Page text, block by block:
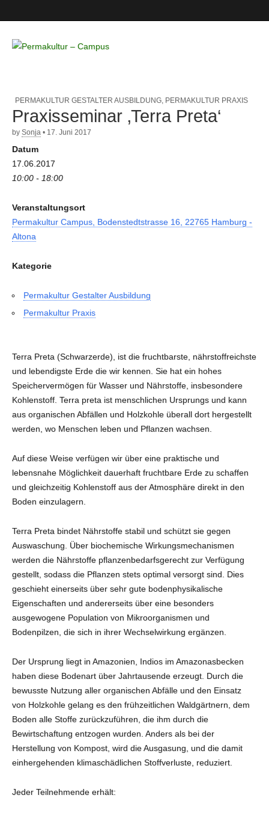
– Campus
PERMAKULTUR GESTALTER AUSBILDUNG PERMAKULTUR PRAXIS
Praxisseminar ‚Terra Preta‘
by Sonja • 17. Juni 2017
Datum
17.06.2017
10:00 - 18:00
Veranstaltungsort
Permakultur Campus, Bodenstedtstrasse 16, 22765 Hamburg -
Altona
Kategorie
Permakultur Gestalter Ausbildung
Permakultur Praxis
Terra Preta (Schwarzerde), ist die fruchtbarste, nährstoffreichste
und lebendigste Erde die wir kennen. Sie hat ein hohes
Speichervermögen für Wasser und Nährstoffe, insbesondere
Kohlenstoff. Terra preta ist menschlichen Ursprungs und kann
aus organischen Abfällen und Holzkohle überall dort hergestellt
werden, wo Menschen leben und Pflanzen wachsen.
Auf diese Weise verfügen wir über eine praktische und
lebensnahe Möglichkeit dauerhaft fruchtbare Erde zu schaffen
und gleichzeitig Kohlenstoff aus der Atmosphäre direkt in den
Boden einzulagern.
Terra Preta bindet Nährstoffe stabil und schützt sie gegen
Auswaschung. Über biochemische Wirkungsmechanismen
werden die Nährstoffe pflanzenbedarfsgerecht zur Verfügung
gestellt, sodass die Pflanzen stets optimal versorgt sind. Dies
geschieht einerseits über sehr gute bodenphysikalische
Eigenschaften und andererseits über eine besonders
ausgewogene Population von Mikroorganismen und
Bodenpilzen, die sich in ihrer Wechselwirkung ergänzen.
Der Ursprung liegt in Amazonien, Indios im Amazonasbecken
haben diese Bodenart über Jahrtausende erzeugt. Durch die
bewusste Nutzung aller organischen Abfälle und den Einsatz
von Holzkohle gelang es den frühzeitlichen Waldgärtnern, dem
Boden alle Stoffe zurückzuführen, die ihm durch die
Bewirtschaftung entzogen wurden. Anders als bei der
Herstellung von Kompost, wird die Ausgasung, und die damit
einhergehenden klimaschädlichen Stoffverluste, reduziert.
Jeder Teilnehmende erhält: